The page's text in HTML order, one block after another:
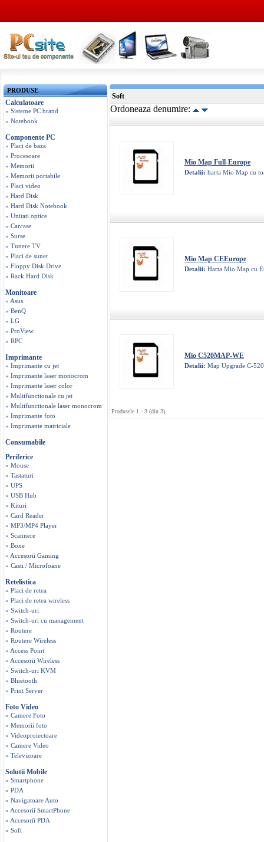
PRODUSE
Calculatoare
» Sisteme PC brand
» Notebook
Componente PC
» Placi de baza
» Procesoare
» Memorii
» Memorii portabile
» Placi video
» Hard Disk
» Hard Disk Notebook
» Unitati optice
» Carcase
» Surse
» Tunere TV
» Placi de sunet
» Floppy Disk Drive
» Rack Hard Disk
Monitoare
» Asus
» BenQ
» LG
» ProView
» RPC
Imprimante
» Imprimante cu jet
» Imprimante laser monocrom
» Imprimante laser color
» Multifunctionale cu jet
» Multifunctionale laser monocrom
» Imprimante foto
» Imprimante matriciale
Consumabile
Periferice
» Mouse
» Tastaturi
» UPS
» USB Hub
» Kituri
» Card Reader
» MP3/MP4 Player
» Scannere
» Boxe
» Accesorii Gaming
» Casti / Microfoane
Retelistica
» Placi de retea
» Placi de retea wireless
» Switch-uri
» Switch-uri cu management
» Routere
» Routere Wireless
» Access Point
» Accesorii Wireless
» Switch-uri KVM
» Bluetooth
» Print Server
Foto Video
» Camere Foto
» Memorii foto
» Videoproiectoare
» Camere Video
» Televizoare
Solutii Mobile
» Smartphone
» PDA
» Navigatoare Auto
» Accesorii SmartPhone
» Accesorii PDA
» Soft
Soft
Ordoneaza denumire:
Mio Map Full-Europe
Detalii: harta Mio Map cu
Mio Map CEEurope
Detalii: Harta Mio Map cu
Mio C520MAP-WE
Detalii: Map Upgrade C-
Produsele 1 - 3 (din 3)